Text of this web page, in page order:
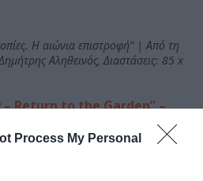
Process My Personal
Η αιώνια επιστροφή” | Από τη
Αληθεινός, Διαστάσεις: 85 x
Return to the Garden” –
θέση να παρουσιάσει